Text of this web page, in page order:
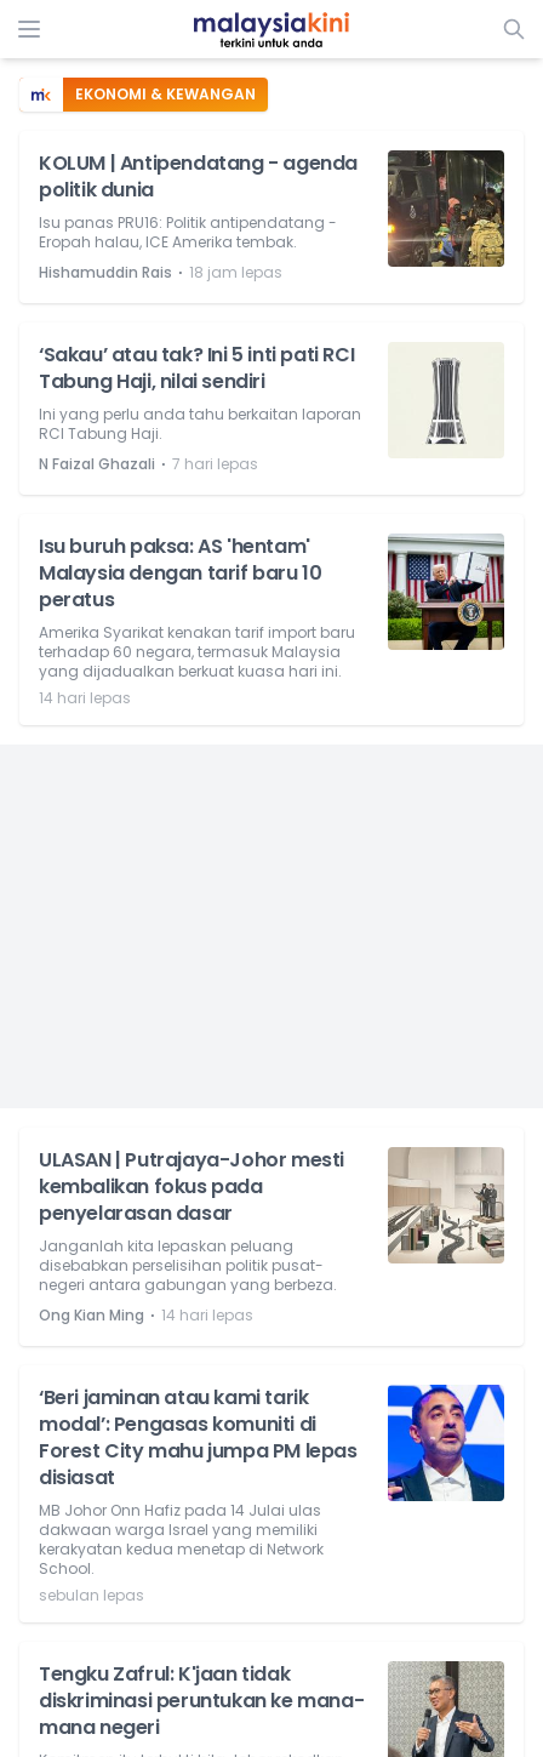
EKONOMI & KEWANGAN
KOLUM | Antipendatang - agenda
politik dunia
Isu panas PRU16: Politik antipendatang -
Eropah halau, ICE Amerika tembak.
Hishamuddin Rais ⋅ 18 jam lepas
‘Sakau’ atau tak? Ini 5 inti pati RCI
Tabung Haji, nilai sendiri
Ini yang perlu anda tahu berkaitan laporan
RCI Tabung Haji.
N Faizal Ghazali ⋅ 7 hari lepas
Isu buruh paksa: AS 'hentam'
Malaysia dengan tarif baru 10
peratus
Amerika Syarikat kenakan tarif import baru
terhadap 60 negara, termasuk Malaysia
yang dijadualkan berkuat kuasa hari ini.
14 hari lepas
ULASAN | Putrajaya-Johor mesti
kembalikan fokus pada
penyelarasan dasar
Janganlah kita lepaskan peluang
disebabkan perselisihan politik pusat-
negeri antara gabungan yang berbeza.
Ong Kian Ming ⋅ 14 hari lepas
‘Beri jaminan atau kami tarik
modal’: Pengasas komuniti di
Forest City mahu jumpa PM lepas
disiasat
MB Johor Onn Hafiz pada 14 Julai ulas
dakwaan warga Israel yang memiliki
kerakyatan kedua menetap di Network
School.
sebulan lepas
Tengku Zafrul: K'jaan tidak
diskriminasi peruntukan ke mana-
mana negeri